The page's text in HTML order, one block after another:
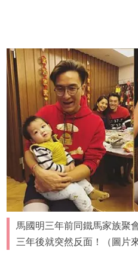
馬國明三年前同鐵馬家族聚
三年後就突然反面！（圖片